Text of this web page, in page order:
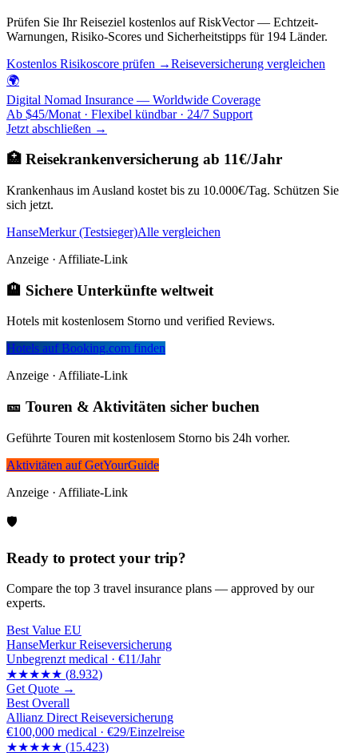
Prüfen Sie Ihr Reiseziel kostenlos auf RiskVector — Echtzeit-
Warnungen, Risiko-Scores und Sicherheitstipps für 194 Länder.
Kostenlos Risikoscore prüfen →Reiseversicherung vergleichen
🌍
Digital Nomad Insurance — Worldwide Coverage
Ab $45/Monat · Flexibel kündbar · 24/7 Support
Jetzt abschließen →
🏥 Reisekrankenversicherung ab 11€/Jahr
Krankenhaus im Ausland kostet bis zu 10.000€/Tag. Schützen Sie
sich jetzt.
HanseMerkur (Testsieger)Alle vergleichen
Anzeige · Affiliate-Link
🏨 Sichere Unterkünfte weltweit
Hotels mit kostenlosem Storno und verified Reviews.
Hotels auf Booking.com finden
Anzeige · Affiliate-Link
🎫 Touren & Aktivitäten sicher buchen
Geführte Touren mit kostenlosem Storno bis 24h vorher.
Aktivitäten auf GetYourGuide
Anzeige · Affiliate-Link
🛡️
Ready to protect your trip?
Compare the top 3 travel insurance plans — approved by our
experts.
Best Value EU
HanseMerkur Reiseversicherung
Unbegrenzt medical · €11/Jahr
★★★★★ (8.932)
Get Quote →
Best Overall
Allianz Direct Reiseversicherung
€100,000 medical · €29/Einzelreise
★★★★★ (15.423)